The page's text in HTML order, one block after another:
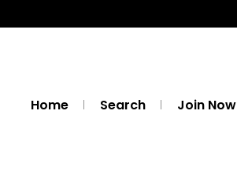
Home Search Join Now